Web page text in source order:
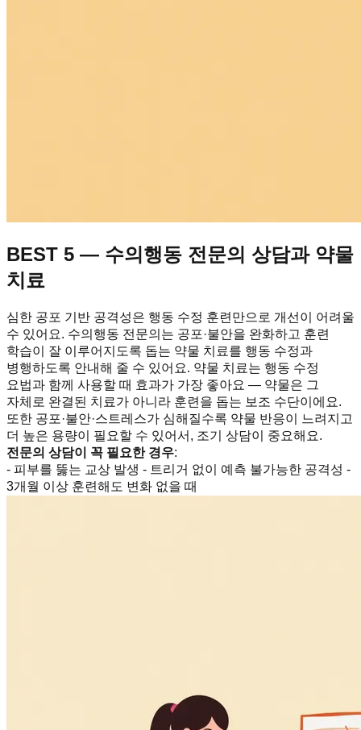
BEST 5 — 수의행동 전문의 상담과 약물
치료
심한 공포 기반 공격성은 행동 수정 훈련만으로 개선이 어려울
수 있어요. 수의행동 전문의는 공포·불안을 완화하고 훈련
학습이 잘 이루어지도록 돕는 약물 치료를 행동 수정과
병행하도록 안내해 줄 수 있어요. 약물 치료는 행동 수정
요법과 함께 사용할 때 효과가 가장 좋아요 — 약물은 그
자체로 완결된 치료가 아니라 훈련을 돕는 보조 수단이에요.
또한 공포·불안·스트레스가 심해질수록 약물 반응이 느려지고
더 높은 용량이 필요할 수 있어서, 조기 상담이 중요해요.
전문의 상담이 꼭 필요한 경우:
- 피부를 뚫는 교상 발생 - 트리거 없이 예측 불가능한 공격성 -
3개월 이상 훈련해도 변화 없을 때